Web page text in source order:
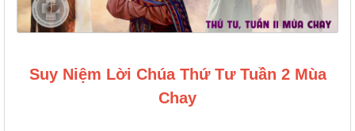
Suy Niệm Lời Chúa Thứ Tư Tuần 2 Mùa
Chay